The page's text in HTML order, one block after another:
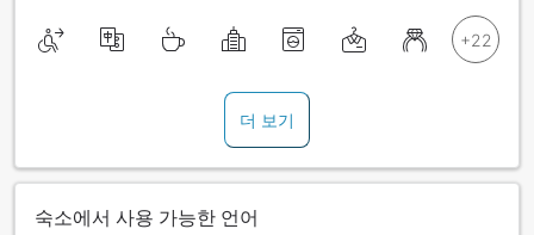
더 보기
숙소에서 사용 가능한 언어